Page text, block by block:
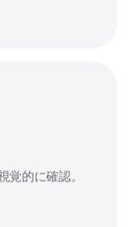
覚的に確認。